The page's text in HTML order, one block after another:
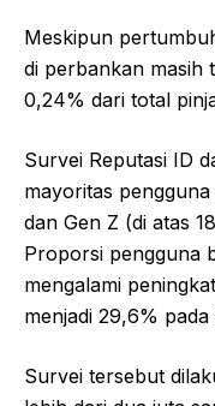
Meskipun
di perbankan masih
0,24% dari total
Survei Reputasi ID
mayoritas
dan Gen Z (di atas
Proporsi pengguna
mengalami
menjadi 29,6% pada
Survei tersebut